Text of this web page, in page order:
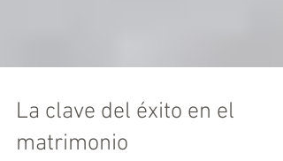
La clave del éxito en el